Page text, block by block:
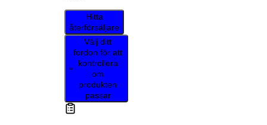
Hitta
återförsäljare
Välj ditt
fordon för att
kontrollera
om
produkten
passar